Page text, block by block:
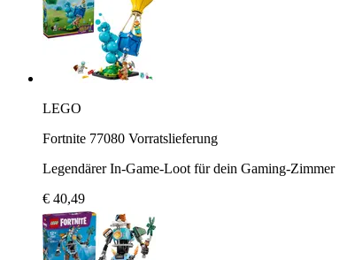
LEGO
Fortnite 77080 Vorratslieferung
Legendärer In-Game-Loot für dein Gaming-Zimmer
€ 40,49